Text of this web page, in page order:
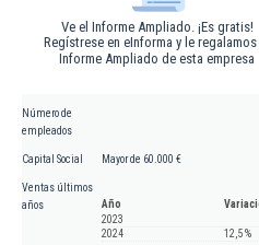
Ve el Informe Ampliado. ¡Es gratis!
Regístrese en eInforma y le regalamos
Informe Ampliado de esta empresa
Número de
empleados
Capital Social Mayor de 60.000 €
Ventas últimos
años
Año
2023
2024
12,5 %